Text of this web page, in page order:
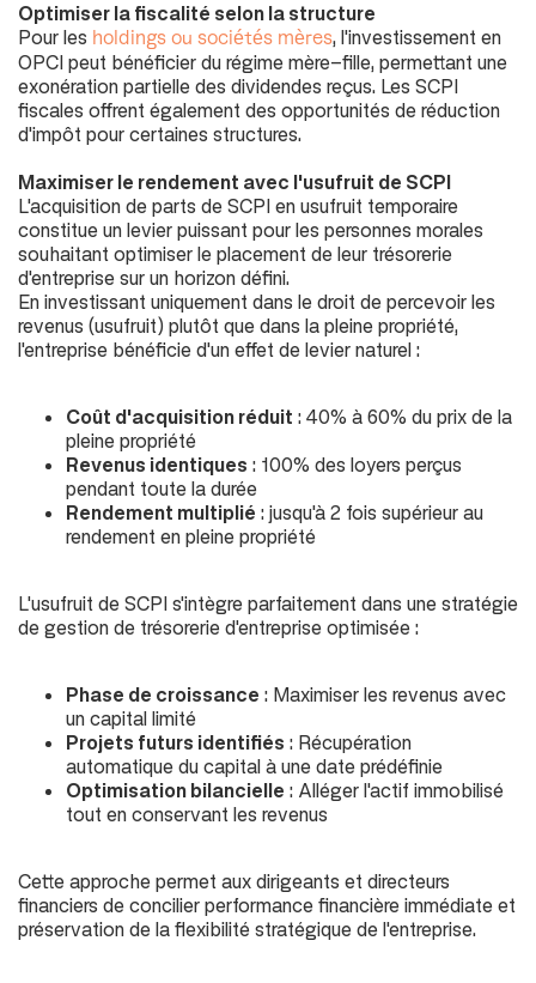
Optimiser la fiscalité selon la structure
Pour les holdings ou sociétés mères, l'investissement en
OPCI peut bénéficier du régime mère-fille, permettant une
exonération partielle des dividendes reçus. Les SCPI
fiscales offrent également des opportunités de réduction
d'impôt pour certaines structures.
Maximiser le rendement avec l'usufruit de SCPI
L'acquisition de parts de SCPI en usufruit temporaire
constitue un levier puissant pour les personnes morales
souhaitant optimiser le placement de leur trésorerie
d'entreprise sur un horizon défini.
En investissant uniquement dans le droit de percevoir les
revenus (usufruit) plutôt que dans la pleine propriété,
l'entreprise bénéficie d'un effet de levier naturel :
Coût d'acquisition réduit : 40% à 60% du prix de la
pleine propriété
Revenus identiques : 100% des loyers perçus
pendant toute la durée
Rendement multiplié : jusqu'à 2 fois supérieur au
rendement en pleine propriété
L'usufruit de SCPI s'intègre parfaitement dans une stratégie
de gestion de trésorerie d'entreprise optimisée :
Phase de croissance : Maximiser les revenus avec
un capital limité
Projets futurs identifiés : Récupération
automatique du capital à une date prédéfinie
Optimisation bilancielle : Alléger l'actif immobilisé
tout en conservant les revenus
Cette approche permet aux dirigeants et directeurs
financiers de concilier performance financière immédiate et
préservation de la flexibilité stratégique de l'entreprise.